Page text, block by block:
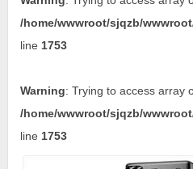
/home/wwwroot/sjqzb/
line 1753
Warning: Trying to access array
/home/wwwroot/sjqzb/
line 1753